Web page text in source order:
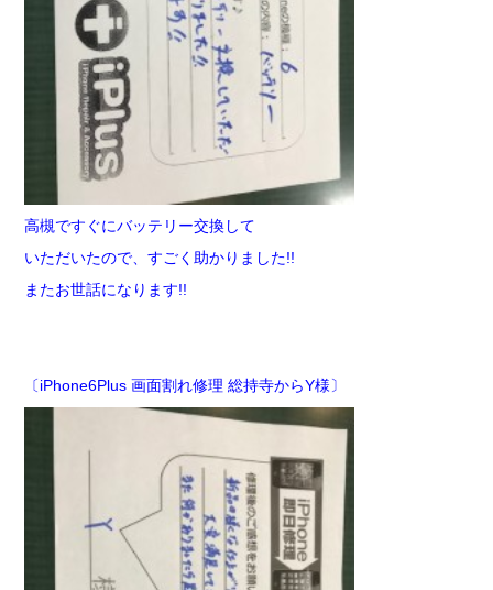
高槻ですぐにバッテリー交換して
いただいたので、すごく助かりました!!
またお世話になります!!
〔iPhone6Plus 画面割れ修理 総持寺からY様〕